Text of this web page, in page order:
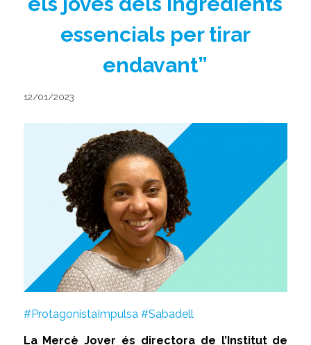
essencials per tirar
endavant”
12/01/2023
#ProtagonistaImpulsa#Sabadell
La Mercè Jover és directora de l’Institut de